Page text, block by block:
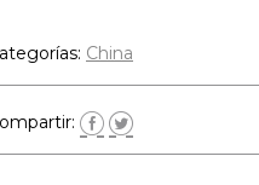
China